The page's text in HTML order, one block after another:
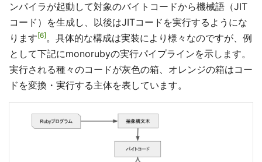
ンパイラが起動して対象のバイトコードから機械語（JIT
コード）を生成し、以後はJITコードを実行するようにな
ります 6 。具体的な構成は実装により様々なのですが、例
として下記にmonorubyの実行パイプラインを示します。
実行される種々のコードが灰色の箱、オレンジの箱はコー
ドを変換・実行する主体を表しています。